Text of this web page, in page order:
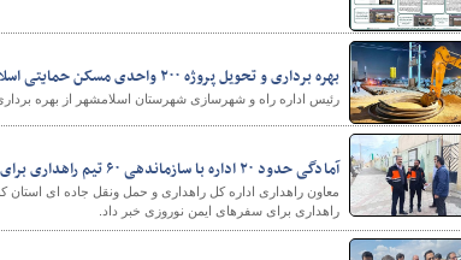
پایگاه خبری وزارت راه و
بهره برداری و تحویل پروژه ۲۰۰ واحدی مسکن حمایتی اسلامشهر
رئیس اداره راه و شهرسازی شهرستان اسلامشهر از بهره برداری و تحویل پروژه ۲۰۰ واحدی مسکن
آمادگی حدود ۲۰ اداره با سازماندهی ۶۰ تیم راهداری برای سفرهای نوروزی در استان کرمان
راهداری برای سفرهای ایمن نوروزی خبر داد.